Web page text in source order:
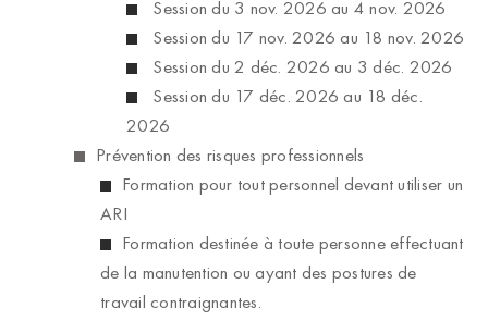
Session du 3 nov. 2026 au 4 nov. 2026
Session du 17 nov. 2026 au 18 nov. 2026
Session du 2 déc. 2026 au 3 déc. 2026
Session du 17 déc. 2026 au 18 déc.
2026
Prévention des risques professionnels
Formation pour tout personnel devant utiliser un
ARI
Formation destinée à toute personne effectuant
de la manutention ou ayant des postures de
travail contraignantes.